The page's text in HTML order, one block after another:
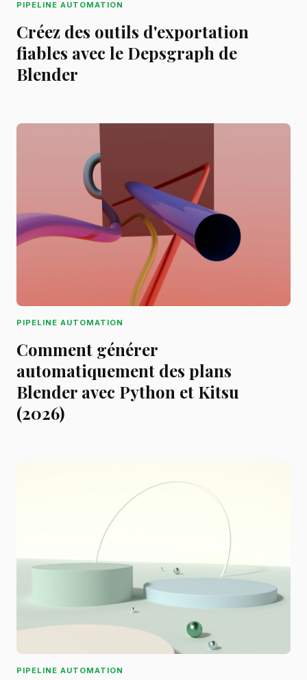
PIPELINE AUTOMATION
Créez des outils d'exportation
fiables avec le Depsgraph de
Blender
PIPELINE AUTOMATION
Comment générer
automatiquement des plans
Blender avec Python et Kitsu
(2026)
PIPELINE AUTOMATION